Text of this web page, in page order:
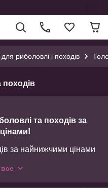
риболовлі і походів
походів
та походів за
за найнижчими цінами
зробивши замовлення